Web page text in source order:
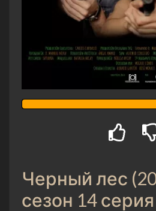
Черный лес
сезон 14 серия